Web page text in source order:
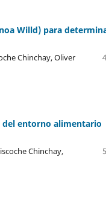
Willd) para
Chinchay, Oliver
del entorno alimentario
Chinchay,